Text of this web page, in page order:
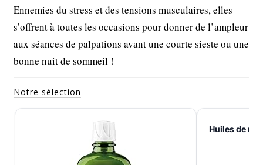
Ennemies du stress et des tensions musculaires, elles
s’offrent à toutes les occasions pour donner de l’ampleur
aux séances de palpations avant une courte sieste ou une
bonne nuit de sommeil !
Notre sélection
Huiles de